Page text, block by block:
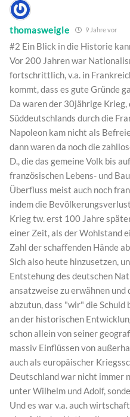
thomasweigle 9 Jahre vor
#2 Ein Blick in die Historie
Vor 200 Jahren war
fortschrittlich, v.a. in
kommt, dass es gute Gründe
Da waren der 30jährige
Süddeutschlands durch die
Napoleon kam nicht als
dann waren da noch die
D., die das gemeine Volk bis
französischen Lebens- und
Überfluss meist auch noch
indem die
Krieg tw. erst 100 Jahre
einer Zeit, als der Wohlstand
Zahl der schaffenden Hände
Sich also heute hinzusetzen,
Entstehung des deutschen
ansatzweise zu erwähnen
abzutun, dass "wir" die Schuld
an der historischen
schon allein von seiner
massiv Einflüssen von
auch als europäischer
Deutschland war nicht immer
unter Wilhelm und Adolf,
Und es war v.a. auch